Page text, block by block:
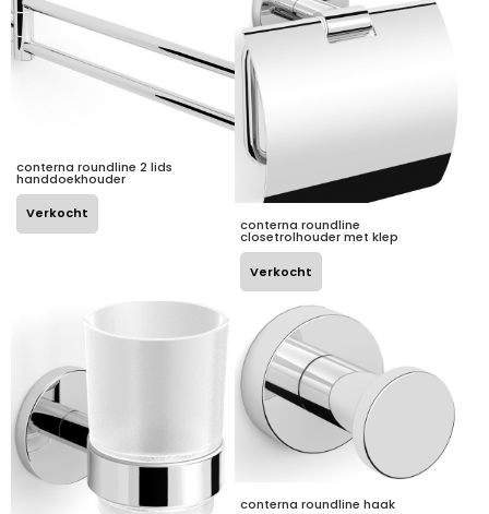
conterna roundline 2 lids
handdoekhouder
Verkocht
conterna roundline
closetrolhouder met klep
Verkocht
conterna roundline haak